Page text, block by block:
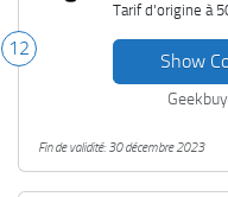
12
Tarif d'origine à
Show
Fin de validité: 30 décembre 2023